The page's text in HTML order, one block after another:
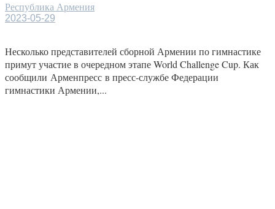
Республика Армения
2023-05-29
Несколько представителей сборной Армении по гимнастике
примут участие в очередном этапе World Challenge Cup. Как
сообщили Арменпресс в пресс-службе Федерации
гимнастики Армении,...